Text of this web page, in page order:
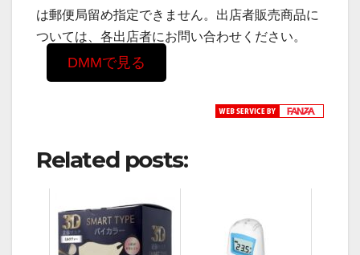
は郵便局留め指定できません。出店者販売商品に
ついては、各出店者にお問い合わせください。
DMMで見る
Related posts: